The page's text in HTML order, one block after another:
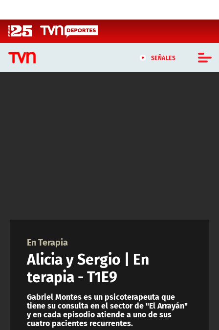
SEÑALES
ACTUALIDAD Y TENDENCIAS
CORPORATIVO Y TRANSPARENCIA
CANAL DE DENUNCIAS
En Terapia
Alicia y Sergio | En
terapia - T1E9
Gabriel Montes es un psicoterapeuta que
tiene su consulta en el sector de "El Arrayán"
y en cada episodio atiende a uno de sus
cuatro pacientes recurrentes.